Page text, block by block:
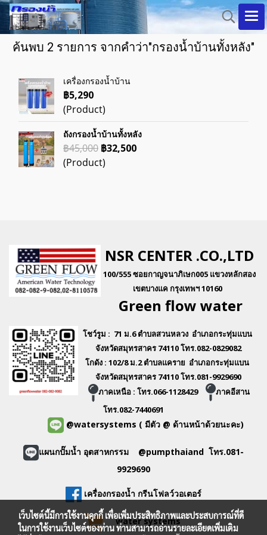
ค้นพบ 2 รายการ จากคำว่า"กรองน้ำบ้านทั้งหลัง"
เครื่องกรองน้ำบ้าน
฿5,290
(Product)
ถังกรองน้ำบ้านทั้งหลัง
฿45,000 ฿32,500
(Product)
NSR CENTER .CO.,LTD
100/555 ซอยกาญจนาภิเษก005 แขวงหลักสอง
เขตบางแค กรุงเทพฯ 10160
Green flow water
โชว์รูม : 71 ม.6 ตำบลสวนหลวง อำเภอกระทุ่มแบน
จังหวัดสมุทรสาคร 74110 โทร.082-0829082
โกดัง : 102/8 ม.2 ตำบลแคราย อำเภอกระทุ่มแบน
จังหวัดสมุทรสาคร 74110 โทร.081-9929690
ภาคเหนือ : โทร.066-1128429
ภาคอีสาน
โทร.082-7440691
@watersystems ( มีตัว @ ด้านหน้าด้วยนะคะ)
แผนกปั๊มน้ำ อุตสาหกรรม @pumpthaiand โทร.081-
9929690
เครื่องกรองน้ำ กรีนโฟลว์วอเตอร์
water systems
เว็บไซต์นี้มีการใช้งานคุกกี้ เพื่อเพิ่มประสิทธิภาพและประสบการณ์ที่ดี
ในการใช้งานเว็บไซต์ของท่าน ท่านสามารถอ่านรายละเอียดเพิ่มเติม